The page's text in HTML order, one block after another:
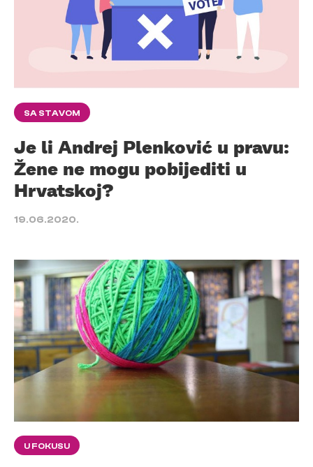
SA STAVOM
Je li Andrej Plenković u pravu:
Žene ne mogu pobijediti u
Hrvatskoj?
19.06.2020.
U FOKUSU